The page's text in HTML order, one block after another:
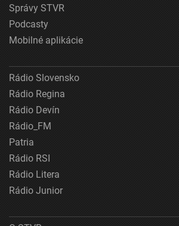
Správy STVR
Podcasty
Mobilné aplikácie
Rádio Slovensko
Rádio Regina
Rádio Devín
Rádio_FM
Patria
Rádio RSI
Rádio Litera
Rádio Junior